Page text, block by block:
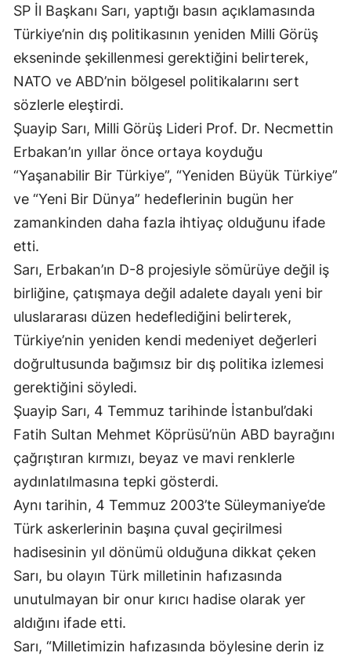
Hakkari
Hatay
Isparta
İstanbul
İzmir
Kars
Kastamonu
Kayseri
Kırklareli
Kocaeli
Kütahya
Malatya
Kahramanmaraş
Mardin
Nevşehir
SP İl Başkanı Sarı, yaptığı basın açıklamasında
Türkiye’nin dış politikasının yeniden Milli Görüş
ekseninde şekillenmesi gerektiğini belirterek,
NATO ve ABD’nin bölgesel politikalarını sert
sözlerle eleştirdi.
Şuayip Sarı, Milli Görüş Lideri Prof. Dr. Necmettin
Erbakan’ın yıllar önce ortaya koyduğu
“Yaşanabilir Bir Türkiye”, “Yeniden Büyük Türkiye”
ve “Yeni Bir Dünya” hedeflerinin bugün her
zamankinden daha fazla ihtiyaç olduğunu ifade
etti.
Sarı, Erbakan’ın D-8 projesiyle sömürüye değil iş
birliğine, çatışmaya değil adalete dayalı yeni bir
uluslararası düzen hedeflediğini belirterek,
Türkiye’nin yeniden kendi medeniyet değerleri
doğrultusunda bağımsız bir dış politika izlemesi
gerektiğini söyledi.
Şuayip Sarı, 4 Temmuz tarihinde İstanbul’daki
Fatih Sultan Mehmet Köprüsü’nün ABD bayrağını
çağrıştıran kırmızı, beyaz ve mavi renklerle
aydınlatılmasına tepki gösterdi.
Aynı tarihin, 4 Temmuz 2003’te Süleymaniye’de
Türk askerlerinin başına çuval geçirilmesi
hadisesinin yıl dönümü olduğuna dikkat çeken
Sarı, bu olayın Türk milletinin hafızasında
unutulmayan bir onur kırıcı hadise olarak yer
aldığını ifade etti.
Sarı, “Milletimizin hafızasında böylesine derin iz